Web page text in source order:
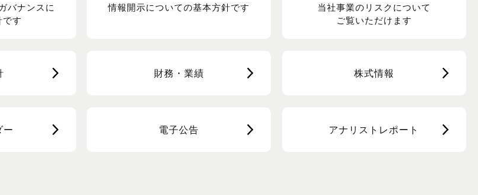
バナンスに
す
情報開示についての基本方針です
当社事業のリスクについて
ご覧いただけます
財務・業績 株式情報
ー 電子公告 アナリストレポート